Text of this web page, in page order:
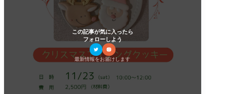
この記事が気に入ったら
フォローしよう
最新情報をお届けします